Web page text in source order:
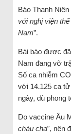
Báo Thanh
với nghị viện
Nam”.
Bài báo được
Nam đang vỡ
Số ca nhiễm
với 14.125 ca
ngày, dù phong
Do vaccine Âu
cháu cha”, nên